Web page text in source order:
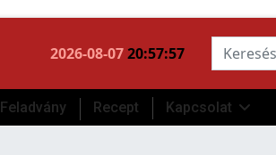
2026-08-0720:57:58 Keresés...
Feladvány Recept Kapcsolat